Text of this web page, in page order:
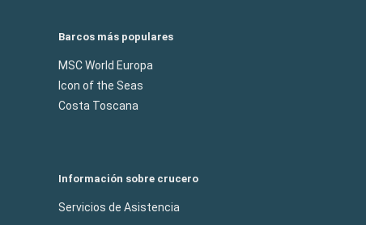
Barcos más populares
MSC World Europa
Icon of the Seas
Costa Toscana
Información sobre crucero
Servicios de Asistencia